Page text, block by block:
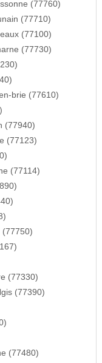
(77760)
(77710)
(77100)
(77730)
brie (77610)
(77940)
(77123)
(77114)
(77750)
(77330)
(77390)
(77480)